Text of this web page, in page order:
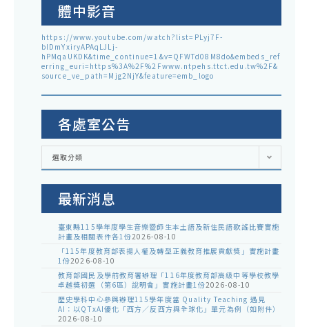
體中影音
https://www.youtube.com/watch?list=PLyj7F-
blDmYxiryAPAqLJLj-
hPMqaUKDK&time_continue=1&v=QFWTd08M8do&embeds_ref
erring_euri=https%3A%2F%2Fwww.ntpehs.ttct.edu.tw%2F&
source_ve_path=Mjg2NjY&feature=emb_logo
各處室公告
各
室
選取分類
最新消息
臺東縣115學年度學生音樂暨師生本土語及新住民語歌謠比賽實施
計畫及相關表件各1份2026-08-10
「115年度教育部表揚人權及轉型正義教育推展貢獻獎」實施計畫
1份2026-08-10
教育部國民及學前教育署辦理「116年度教育部高級中等學校教學
卓越獎初選（第6區）說明會」實施計畫1份2026-08-10
歷史學科中心參與辦理115學年度當 Quality Teaching 遇見
AI：以QTxAI優化「西方／反西方與全球化」單元為例（如附件）
2026-08-10